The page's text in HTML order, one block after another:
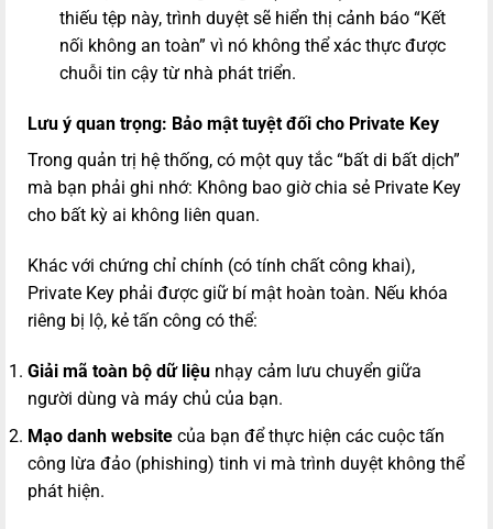
thiếu tệp này, trình duyệt sẽ hiển thị cảnh báo “Kết
nối không an toàn” vì nó không thể xác thực được
chuỗi tin cậy từ nhà phát triển.
Lưu ý quan trọng: Bảo mật tuyệt đối cho Private Key
Trong quản trị hệ thống, có một quy tắc “bất di bất dịch”
mà bạn phải ghi nhớ: Không bao giờ chia sẻ Private Key
cho bất kỳ ai không liên quan.
Khác với chứng chỉ chính (có tính chất công khai),
Private Key phải được giữ bí mật hoàn toàn. Nếu khóa
riêng bị lộ, kẻ tấn công có thể:
Giải mã toàn bộ dữ liệu nhạy cảm lưu chuyển giữa
người dùng và máy chủ của bạn.
Mạo danh website của bạn để thực hiện các cuộc tấn
công lừa đảo (phishing) tinh vi mà trình duyệt không thể
phát hiện.